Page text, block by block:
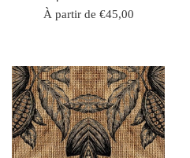
À partir de €45,00